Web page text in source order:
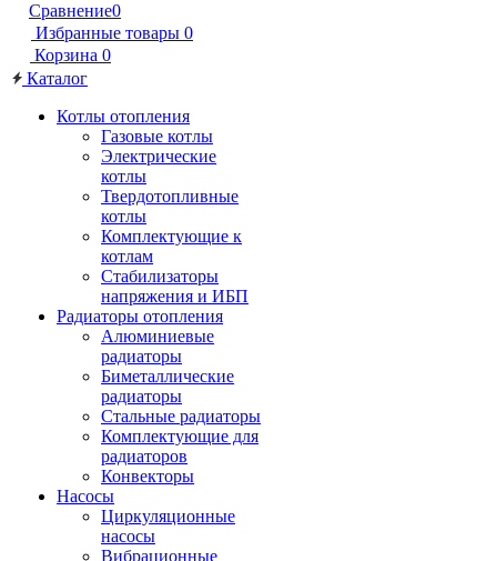
Сравнение0
Избранные товары 0
Корзина 0
Каталог
Котлы отопления
Газовые котлы
Электрические
котлы
Твердотопливные
котлы
Комплектующие к
котлам
Стабилизаторы
напряжения и ИБП
Радиаторы отопления
Алюминиевые
радиаторы
Биметаллические
радиаторы
Стальные радиаторы
Комплектующие для
радиаторов
Конвекторы
Насосы
Циркуляционные
насосы
Вибрационные